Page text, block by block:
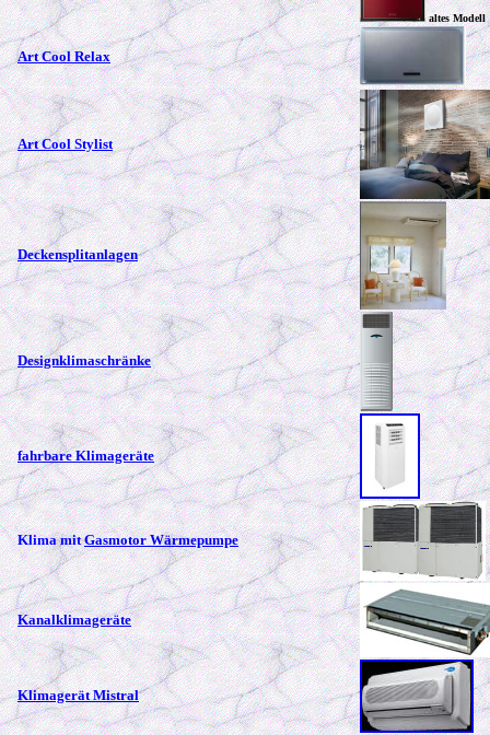
altes Modell
Art Cool Relax
Art Cool Stylist
Deckensplitanlagen
Designklimaschränke
fahrbare Klimageräte
Klima mitGasmotor Wärmepumpe
Kanalklimageräte
Klimagerät Mistral